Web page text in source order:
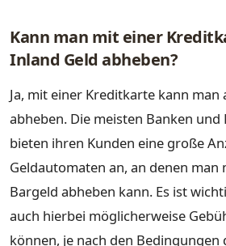
Kann man mit einer
Inland Geld abheben?
Ja, mit einer Kreditkarte kann man
abheben. Die meisten Banken
bieten ihren Kunden eine große
Geldautomaten an, an denen
Bargeld abheben kann. Es ist
auch hierbei möglicherweise
können, je nach den Bedingungen